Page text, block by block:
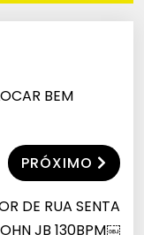
BEM
PRÓXIMO
DE RUA SENTA
JB 130BPM￼